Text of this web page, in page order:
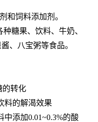
和饲料添加剂。
糖果、饮料、牛奶、
、八宝粥等食品。
的转化
料的解渴效果
添加0.01~0.3%的酸